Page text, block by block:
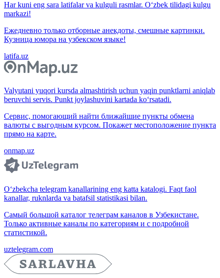
Har kuni eng sara latifalar va kulguli rasmlar. O‘zbek tilidagi kulgu
markazi!
Ежедневно только отборные анекдоты, смешные картинки.
Кузница юмора на узбекском языке!
latifa.uz
Valyutani yuqori kursda almashtirish uchun yaqin punktlarni aniqlab
beruvchi servis. Punkt joylashuvini kartada ko‘rsatadi.
Сервис, помогающий найти ближайшие пункты обмена
валюты с выгодным курсом. Покажет местоположение пункта
прямо на карте.
onmap.uz
O‘zbekcha telegram kanallarining eng katta katalogi. Faqt faol
kanallar, ruknlarda va batafsil statistikasi bilan.
Самый большой каталог телеграм каналов в Узбекистане.
Только активные каналы по категориям и с подробной
статистикой.
uztelegram.com